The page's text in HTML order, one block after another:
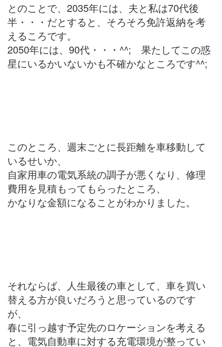
とのことで、2035年には、夫と私は70代後
半・・・だとすると、そろそろ免許返納を考
えるころです。
2050年には、90代・・・^^; 果たしてこの惑
星にいるかいないかも不確かなところです^^;
このところ、週末ごとに長距離を車移動して
いるせいか、
自家用車の電気系統の調子が悪くなり、修理
費用を見積もってもらったところ、
かなりな金額になることがわかりました。
それならば、人生最後の車として、車を買い
替える方が良いだろうと思っているのです
が、
春に引っ越す予定先のロケーションを考える
と、電気自動車に対する充電環境が整ってい